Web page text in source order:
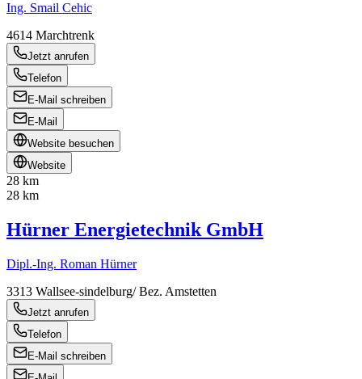
Ing. Smail Cehic
4614 Marchtrenk
Jetzt anrufen
Telefon
E-Mail schreiben
E-Mail
Website besuchen
Website
28 km
28 km
Hürner Energietechnik GmbH
Dipl.-Ing. Roman Hürner
3313 Wallsee-sindelburg/ Bez. Amstetten
Jetzt anrufen
Telefon
E-Mail schreiben